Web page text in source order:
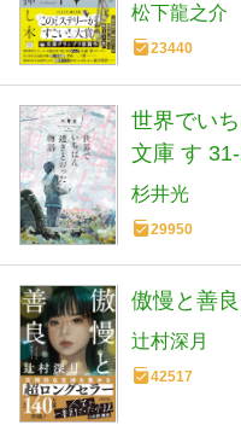
松下龍之介
23440
世界でい
文庫 す
杉井光
29950
傲慢と善
辻村深月
42517